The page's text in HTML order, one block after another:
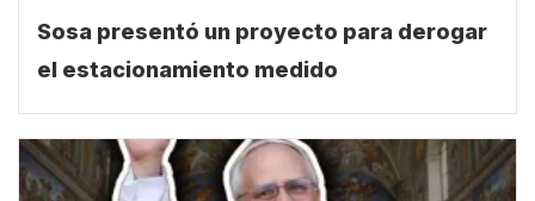
Sosa presentó un proyecto para derogar
el estacionamiento medido